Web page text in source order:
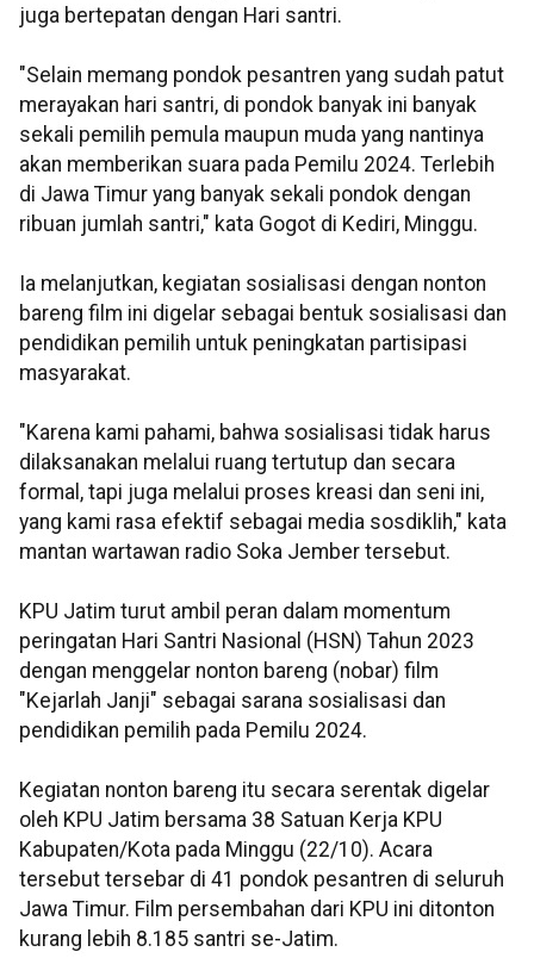
juga bertepatan dengan Hari santri.
"Selain memang pondok pesantren yang sudah patut
merayakan hari santri, di pondok banyak ini banyak
sekali pemilih pemula maupun muda yang nantinya
akan memberikan suara pada Pemilu 2024. Terlebih
di Jawa Timur yang banyak sekali pondok dengan
ribuan jumlah santri," kata Gogot di Kediri, Minggu.
Ia melanjutkan, kegiatan sosialisasi dengan nonton
bareng film ini digelar sebagai bentuk sosialisasi dan
pendidikan pemilih untuk peningkatan partisipasi
masyarakat.
"Karena kami pahami, bahwa sosialisasi tidak harus
dilaksanakan melalui ruang tertutup dan secara
formal, tapi juga melalui proses kreasi dan seni ini,
yang kami rasa efektif sebagai media sosdiklih," kata
mantan wartawan radio Soka Jember tersebut.
KPU Jatim turut ambil peran dalam momentum
peringatan Hari Santri Nasional (HSN) Tahun 2023
dengan menggelar nonton bareng (nobar) film
"Kejarlah Janji" sebagai sarana sosialisasi dan
pendidikan pemilih pada Pemilu 2024.
Kegiatan nonton bareng itu secara serentak digelar
oleh KPU Jatim bersama 38 Satuan Kerja KPU
Kabupaten/Kota pada Minggu (22/10). Acara
tersebut tersebar di 41 pondok pesantren di seluruh
Jawa Timur. Film persembahan dari KPU ini ditonton
kurang lebih 8.185 santri se-Jatim.